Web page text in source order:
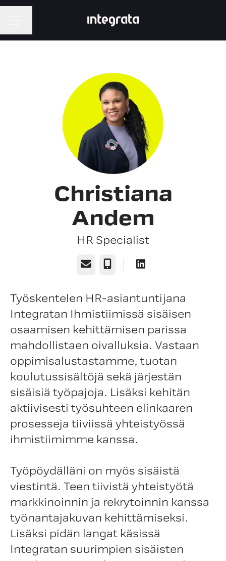
Christiana
Andem
HR Specialist
Sähköposti
Puhelin
Työskentelen HR-asiantuntijana
Integratan Ihmistiimissä sisäisen
osaamisen kehittämisen parissa
mahdollistaen oivalluksia. Vastaan
oppimisalustastamme, tuotan
koulutussisältöjä sekä järjestän
sisäisiä työpajoja. Lisäksi kehitän
aktiivisesti työsuhteen elinkaaren
prosesseja tiiviissä yhteistyössä
ihmistiimimme kanssa.
Työpöydälläni on myös sisäistä
viestintä. Teen tiivistä yhteistyötä
markkinoinnin ja rekrytoinnin kanssa
työnantajakuvan kehittämiseksi.
Lisäksi pidän langat käsissä
Integratan suurimpien sisäisten